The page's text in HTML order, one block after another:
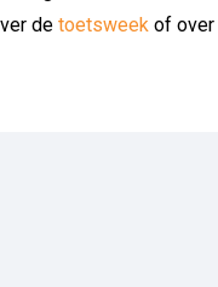
de toetsweek of over